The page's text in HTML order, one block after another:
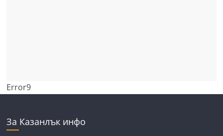
Error9
За Казанлък инфо